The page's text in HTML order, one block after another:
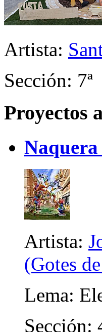
Artista:
Sección: 7ª
Proyectos
Artista:
(Gotes
Lema:
Sección: